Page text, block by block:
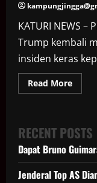
KATURI NEWS
Trump kembali
insiden keras
Read MoreRead
more
Lucey
RECENT POSTS
Dapat Bruno
Jenderal Top AS